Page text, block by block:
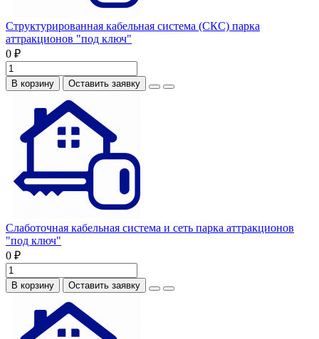
Структурированная кабельная система (СКС) парка
аттракционов "под ключ"
0 ₽
В корзину Оставить заявку
Слаботочная кабельная система и сеть парка аттракционов
"под ключ"
0 ₽
В корзину Оставить заявку